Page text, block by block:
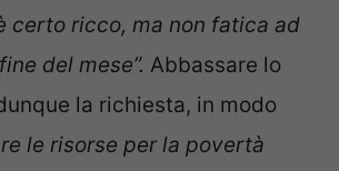
certo ricco, ma non fatica ad
del mese”. Abbassare lo
la richiesta, in modo
le risorse per la povertà